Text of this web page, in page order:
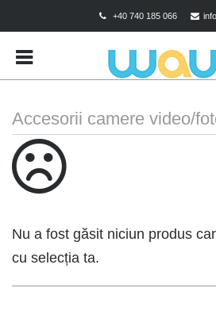
CONTACT
CONTUL MEU
DESPRE COOKIES
POLITICA DE CONFIDENTIALITATE
+40 740 185 066
Accesorii camere video/
Nu a fost găsit niciun produs
cu selecția ta.